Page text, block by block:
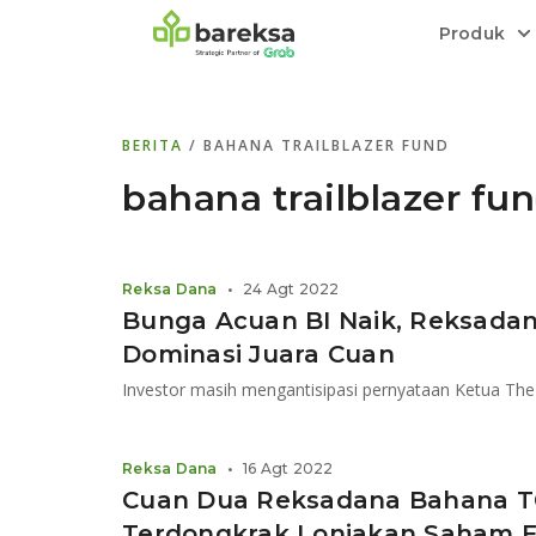
Produk
Transaksi cepat,all in onedi halaman
relatif stabil.
Menyediakan layanan manajemen
Informasi terkini dan tepercaya terkait
Kenali rekam jejak dan
BERITA / BAHANA TRAILBLAZER FUND
bahana trailblazer
Bunga Acuan BI Naik,
Dominasi Juara Cuan
Reksa Dana • 24 Agt 2022
Cuan Dua Reksadana Bahana
Reksa Dana • 16 Agt 2022